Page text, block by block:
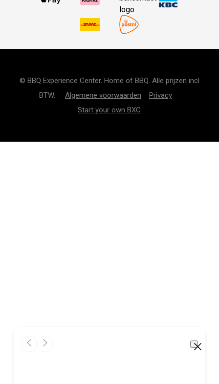
© BBQ Experience Center. Home of BBQ. Alle prijzen incl
BTW. Algemene voorwaarden
Privacy
Start your own BXC